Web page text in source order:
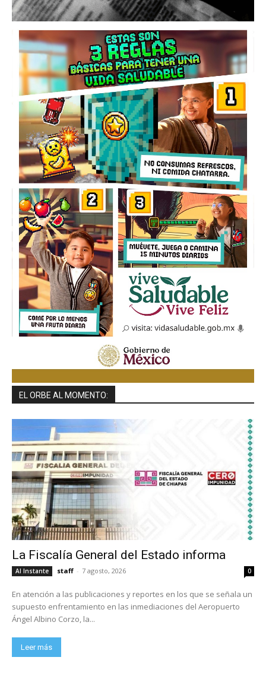
EL ORBE AL MOMENTO:
La Fiscalía General del Estado informa
Al Instante staff - 7 agosto, 2026 0
En atención a las publicaciones y reportes en los que se señala un
supuesto enfrentamiento en las inmediaciones del Aeropuerto
Ángel Albino Corzo, la...
Leer más